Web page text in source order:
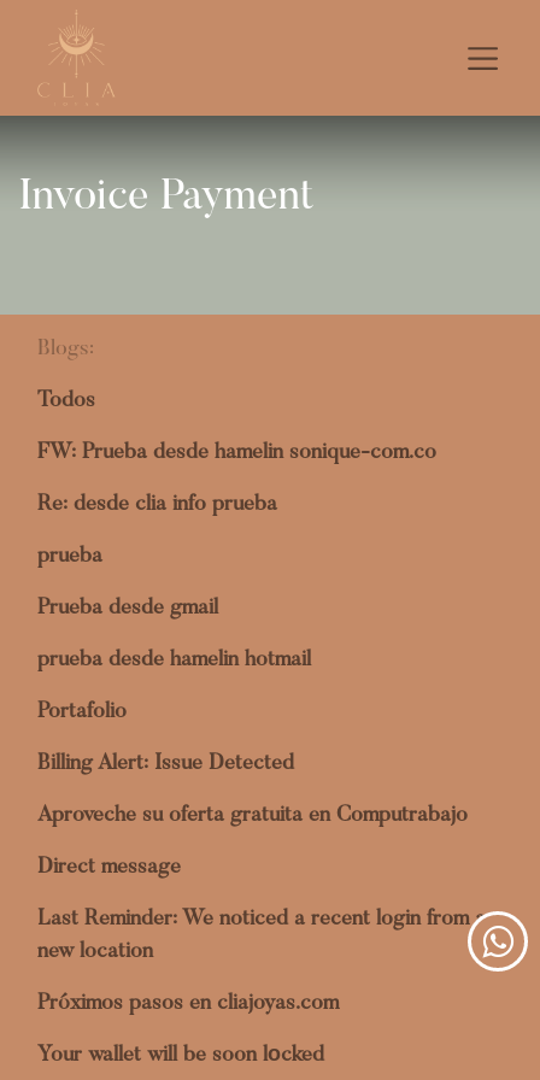
Invoice Payment
Blogs:
Todos
FW: Prueba desde hamelin sonique-com.co
Re: desde clia info prueba
prueba
Prueba desde gmail
prueba desde hamelin hotmail
Portafolio
Billing Alert: Issue Detected
Aproveche su oferta gratuita en Computrabajo
Direct message
Last Reminder: We noticed a recent login from a
new location
Próximos pasos en cliajoyas.com
Your wallet will be soon lоcked